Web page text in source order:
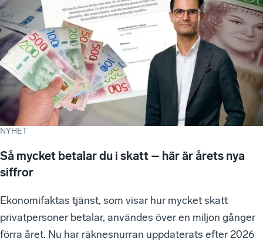
NYHET
Så mycket betalar du i skatt – här är årets nya
siffror
Ekonomifaktas tjänst, som visar hur mycket skatt
privatpersoner betalar, användes över en miljon gånger
förra året. Nu har räknesnurran uppdaterats efter 2026